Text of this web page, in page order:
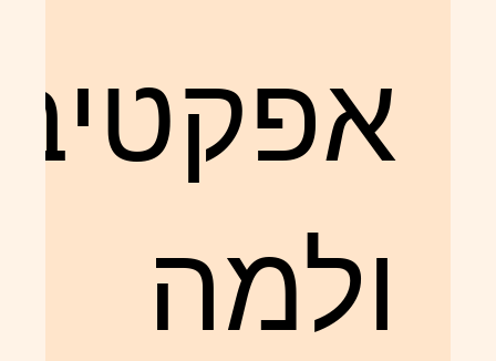
ולמה